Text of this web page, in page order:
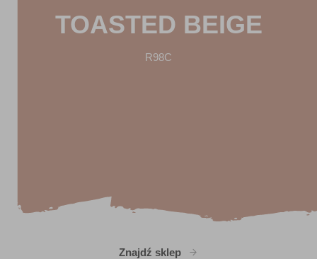
TOASTED BEIGE
R98C
Znajdź sklep